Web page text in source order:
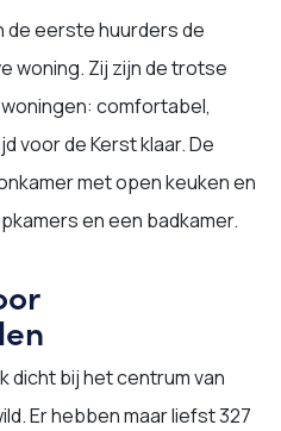
de eerste huurders de
woning. Zij zijn de trotse
comfortabel,
voor de Kerst klaar. De
met open keuken en
en een badkamer.
dicht bij het centrum van
Er hebben maar liefst 327